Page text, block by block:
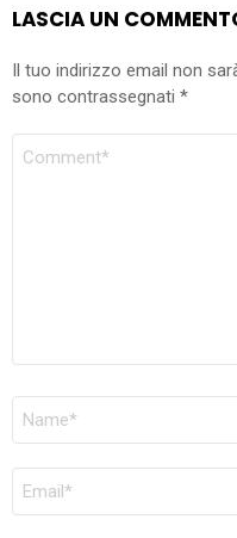
LASCIA UN
Il tuo indirizzo email non
sono contrassegnati *
COMMENTO
NOME
EMAIL